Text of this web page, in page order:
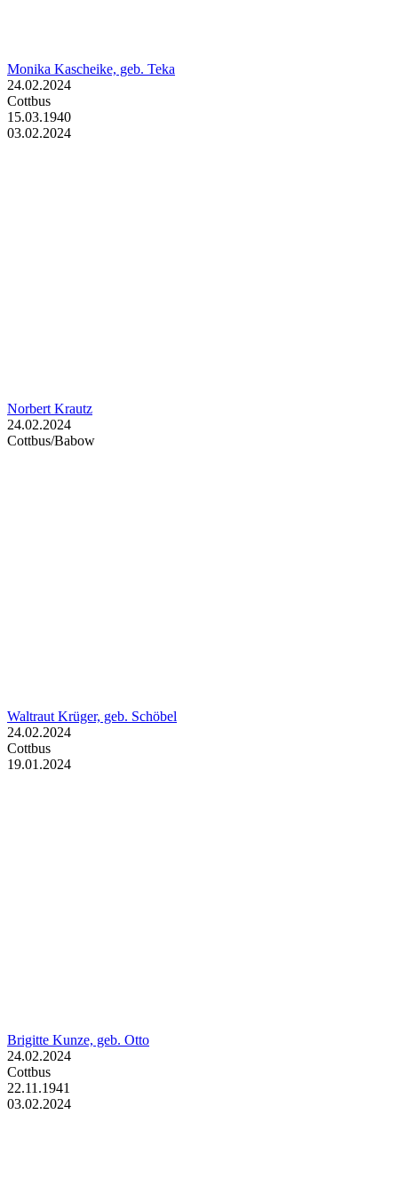
Monika Kascheike, geb. Teka
24.02.2024
Cottbus
15.03.1940
03.02.2024
Norbert Krautz
24.02.2024
Cottbus/Babow
Waltraut Krüger, geb. Schöbel
24.02.2024
Cottbus
19.01.2024
Brigitte Kunze, geb. Otto
24.02.2024
Cottbus
22.11.1941
03.02.2024